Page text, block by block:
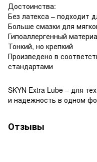
Достоинства:
Без латекса – подходит
Больше смазки для
Гипоаллергенный
Тонкий, но крепкий
Произведено в
стандартами
SKYN Extra Lube – для
и надежность в одном
Отзывы